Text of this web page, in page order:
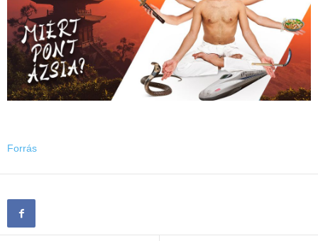
Forrás